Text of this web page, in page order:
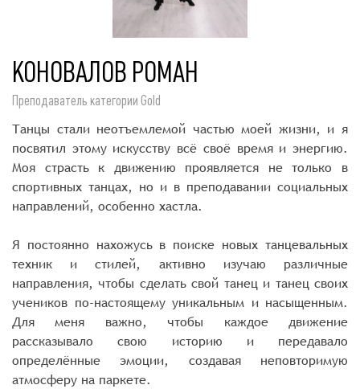
КОНОВАЛОВ РОМАН
Преподаватель категории Gold
Танцы стали неотъемлемой частью моей жизни, и я
посвятил этому искусству всё своё время и энергию.
Моя страсть к движению проявляется не только в
спортивных танцах, но и в преподавании социальных
направлений, особенно хастла.
Я постоянно нахожусь в поиске новых танцевальных
техник и стилей, активно изучаю различные
направления, чтобы сделать свой танец и танец своих
учеников по-настоящему уникальным и насыщенным.
Для меня важно, чтобы каждое движение
рассказывало свою историю и передавало
определённые эмоции, создавая неповторимую
атмосферу на паркете.